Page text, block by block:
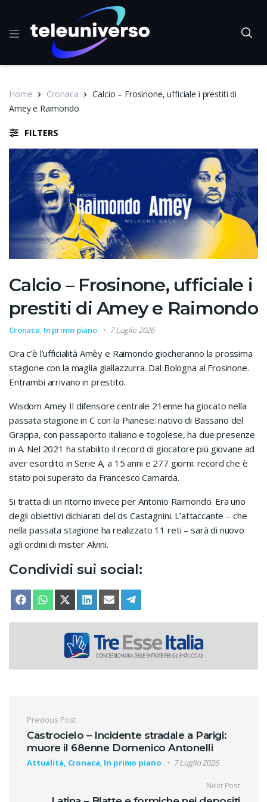
Home Cronaca
Calcio – Frosinone, ufficiale i prestiti di
Amey e Raimondo
FILTERS
Calcio – Frosinone, ufficiale i
prestiti di Amey e Raimondo
Cronaca, In primo piano 7 Luglio 2026
Ora c’è l’ufficialità Amèy e Raimondo giocheranno la prossima
stagione con la maglia giallazzurra. Dal Bologna al Frosinone.
Entrambi arrivano in prestito.
Wisdom Amey Il difensore centrale 21enne ha giocato nella
passata stagione in C con la Pianese: nativo di Bassano del
Grappa, con passaporto italiano e togolese, ha due presenze
in A. Nel 2021 ha stabilito il record di giocatore più giovane ad
aver esordito in Serie A, a 15 anni e 277 giorni: record che è
stato poi superato da Francesco Camarda.
Si tratta di un ritorno invece per Antonio Raimondo. Era uno
degli obiettivi dichiarati del ds Castagnini. L’attaccante – che
nella passata stagione ha realizzato 11 reti – sarà di nuovo
agli ordini di mister Alvini.
Condividi sui social:
SHARE ON
FACEBOOKSHARE ON
WHATSAPPSHARE ON
X (TWITTER)
SHARE ON
LINKEDINSHARE ON
EMAIL
Navigazione articoli
Previous Post
Castrocielo – Incidente stradale a Parigi:
muore il 68enne Domenico Antonelli
Attualità, Cronaca, In primo piano 7 Luglio 2026
Next Post